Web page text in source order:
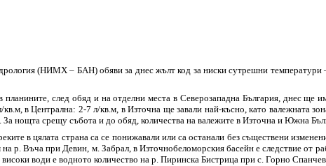
(НИМХ – БАН) обяви за днес жълт код за ниски сутрешни
след обяд и на отделни места в Северозападна България, днес ще
кв.м, в Централна: 2-7 л/кв.м, в Източна ще завали най-късно, като
За нощта срещу събота и до обяд, количества на валежите в Източна и Южна
в цялата страна са се понижавали или са останали без съществени
р. Въча при Девин, м. Забрал, в Източнобеломорския басейн е следствие от
води е водното количество на р. Пиринска Бистрица при с. Горно